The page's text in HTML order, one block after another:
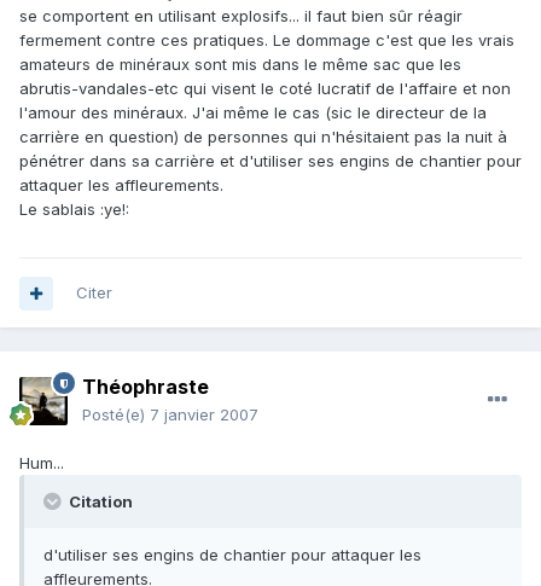
se comportent en utilisant explosifs... il faut bien sûr réagir
fermement contre ces pratiques. Le dommage c'est que les vrais
amateurs de minéraux sont mis dans le même sac que les
abrutis-vandales-etc qui visent le coté lucratif de l'affaire et non
l'amour des minéraux. J'ai même le cas (sic le directeur de la
carrière en question) de personnes qui n'hésitaient pas la nuit à
pénétrer dans sa carrière et d'utiliser ses engins de chantier pour
attaquer les affleurements.
Le sablais :ye!:
Citer
Théophraste
Posté(e) 7 janvier 2007
Hum...
Citation
d'utiliser ses engins de chantier pour attaquer les
affleurements.